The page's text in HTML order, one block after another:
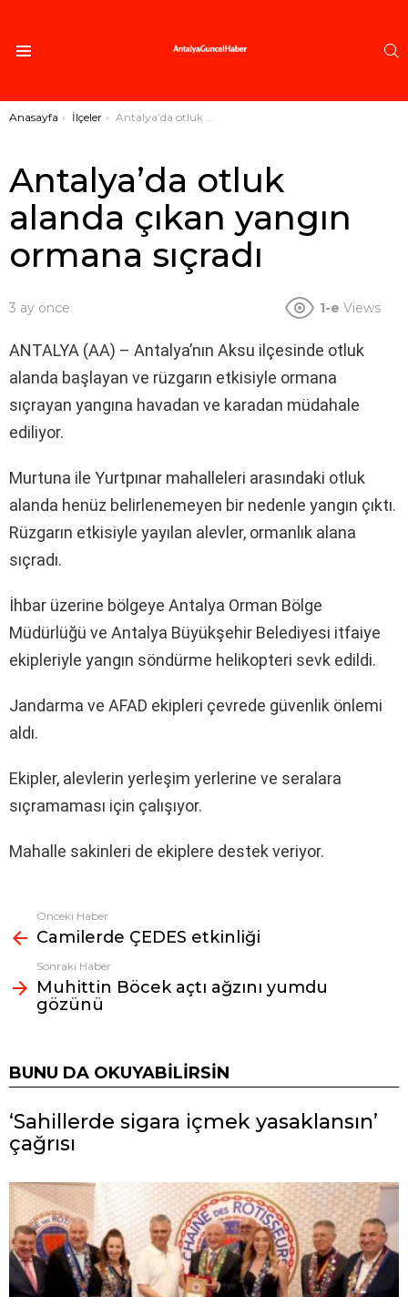
Buradasınız:
Anasayfa İlçeler Antalya’da otluk alanda çıkan yangın ormana sıçradı
Antalya’da otluk
alanda çıkan yangın
ormana sıçradı
3 ay önce 1-e Views
ANTALYA (AA) – Antalya’nın Aksu ilçesinde otluk
alanda başlayan ve rüzgarın etkisiyle ormana
sıçrayan yangına havadan ve karadan müdahale
ediliyor.
Murtuna ile Yurtpınar mahalleleri arasındaki otluk
alanda henüz belirlenemeyen bir nedenle yangın çıktı.
Rüzgarın etkisiyle yayılan alevler, ormanlık alana
sıçradı.
İhbar üzerine bölgeye Antalya Orman Bölge
Müdürlüğü ve Antalya Büyükşehir Belediyesi itfaiye
ekipleriyle yangın söndürme helikopteri sevk edildi.
Jandarma ve AFAD ekipleri çevrede güvenlik önlemi
aldı.
Ekipler, alevlerin yerleşim yerlerine ve seralara
sıçramaması için çalışıyor.
Mahalle sakinleri de ekiplere destek veriyor.
Fazlasına
bak
Önceki Haber
Camilerde ÇEDES etkinliği
Sonraki Haber
Muhittin Böcek açtı ağzını yumdu
gözünü
BUNU DA OKUYABILIRSIN
‘Sahillerde sigara içmek yasaklansın’
çağrısı